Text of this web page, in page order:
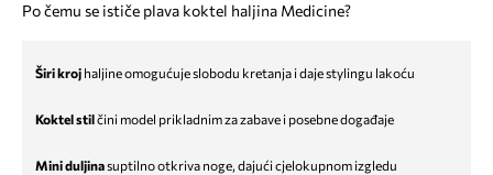
Po čemu se ističe plava koktel haljina Medicine?
Širi kroj haljine omogućuje slobodu kretanja i daje stylingu lakoću
Koktel stilčini model prikladnim za zabave i posebne događaje
Mini duljinasuptilno otkriva noge, dajući cjelokupnom izgledu